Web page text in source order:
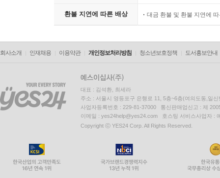
환불 지연에 따른 배상 대금 환불 및 환불 지연에
회사소개 인재채용 이용약관 개인정보처리방침 청소년보호정책 도서홍보안내
대표 : 김석환, 최세라
주소 : 서울시 영등포구 은행로 11, 5층~6층(여의도동,일신
사업자등록번호 : 229-81-37000 통신판매업신고 : 제
이메일 : yes24help@yes24.com 호스팅 서비스사업자 :
Copyright ⓒ YES24 Corp. All Rights Reserved.